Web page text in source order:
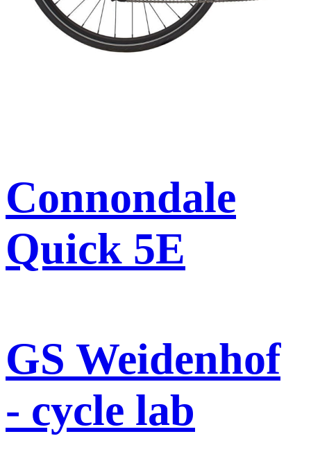
Connondale
Quick 5E
GS Weidenhof
- cycle lab